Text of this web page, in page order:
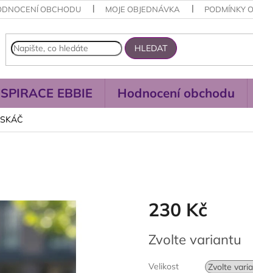
OBCHODU MOJE OBJEDNÁVKA PODMÍNKY
HLEDAT
EBBIE Hodnocení obchodu
230 Kč
cena:
Zvolte variantu
Velikost